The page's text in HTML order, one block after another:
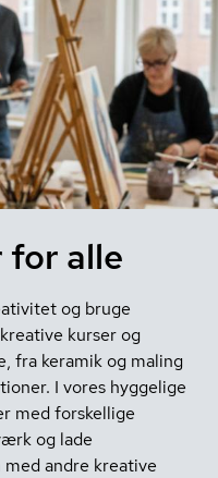
for alle
og bruge
kurser og
fra keramik og maling
I vores hyggelige
med forskellige
og lade
andre kreative